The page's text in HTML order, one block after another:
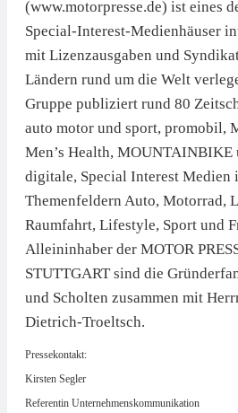
(www.motorpresse.de) ist eines
Special-Interest-Medienhäuser
mit Lizenzausgaben und
Ländern rund um die Welt
Gruppe publiziert rund 80
auto motor und sport, promobil,
Men’s Health, MOUNTAINBIKE
digitale, Special Interest Medien
Themenfeldern Auto, Motorrad,
Raumfahrt, Lifestyle, Sport und
Alleininhaber der MOTOR
STUTTGART sind die
und Scholten zusammen mit
Dietrich-Troeltsch.
Pressekontakt:
Kirsten Segler
Referentin Unternehmenskommunikation